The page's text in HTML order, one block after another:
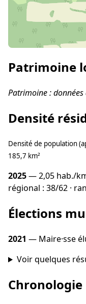
Patrimoine
Patrimoine : données
Densité
Densité de population
185,7 km²
2025— 2,05 hab./
régional : 38/62 ·
Élections
2021 — Maire·sse
Voir quelques
Chronologie